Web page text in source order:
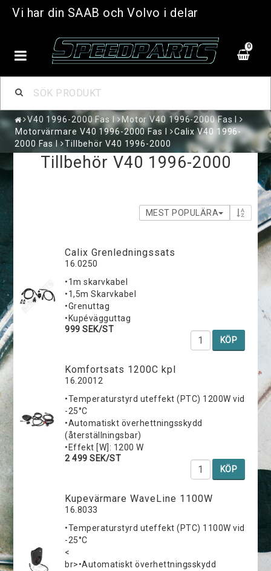
Vi har din SAAB och Volvo i delar
0
V40 1996-2000 Fas I
Motor V40 1996-2000 Fas I
Motorvärmare V40 1996-2000 Fas I
Calix V40 1996-
2000 Fas I
Tillbehör V40 1996-2000
Tillbehör V40 1996-2000
MEST POPULÄRA
Calix Grenledningssats
16.0250
•1m skarvkabel
•1,5m Skarvkabel
•Grenuttag
•Kupévägguttag
999 SEK/ST
KÖP
Komfortsats 1200C kpl
16.20012
•Temperaturstyrd uteffekt (PTC) 1200W vid
-25°C
•Automatiskt överhettningsskydd
(återställningsbar)
•Effekt [W]: 1200 W
2 499 SEK/ST
KÖP
Kupevärmare WaveLine 1100W
16.8033
•Temperaturstyrd uteffekt (PTC) 1100W vid
-25°C
<
br>•Automatiskt överhettningsskydd